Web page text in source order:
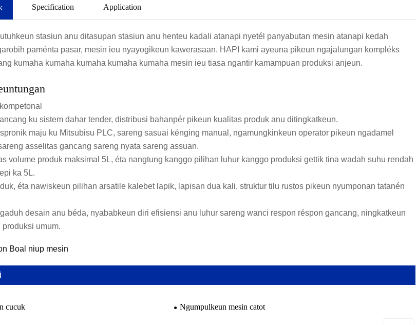
Specification Application
stasiun anu ditasupan stasiun anu henteu kadali atanapi nyetél panyabutan mesin atanapi kedah
paménta pasar, mesin ieu nyayogikeun kawerasaan. HAPI kami ayeuna pikeun ngajalungan kompléks
kumaha kumaha kumaha kumaha kumaha mesin ieu tiasa ngantir kamampuan produksi anjeun.
ku sistem dahar tender, distribusi bahanpér pikeun kualitas produk anu ditingkatkeun.
maju ku Mitsubisu PLC, sareng sasuai kénging manual, ngamungkinkeun operator pikeun ngadamel
asselitas gancang sareng nyata sareng assuan.
volume produk maksimal 5L, éta nangtung kanggo pilihan luhur kanggo produksi gettik tina wadah suhu rendah
ka 5L.
éta nawiskeun pilihan arsatile kalebet lapik, lapisan dua kali, struktur tilu rustos pikeun nyumponan tatanén
desain anu béda, nyababkeun diri efisiensi anu luhur sareng wanci respon réspon gancang, ningkatkeun
umum.
Boal niup mesin
cucuk Ngumpulkeun mesin catot